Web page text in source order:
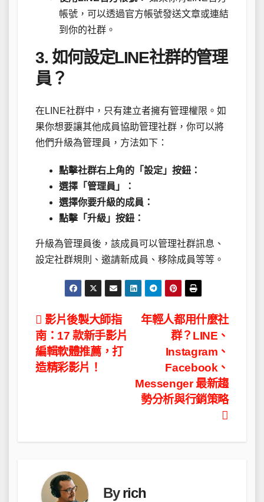
帳號，可以透過官方帳號發送文章或連結
到你的社群。
3. 如何設定LINE社群的管理
員？
在LINE社群中，只有建立者擁有管理權限。如
果你想要讓其他成員協助管理社群，你可以將
他們升級為管理員，方法如下：
點擊社群右上角的「設定」按鈕：
選擇「管理員」：
選擇你要升級的成員：
點擊「升級」按鈕：
升級為管理員後，該成員可以管理社群訊息、
設定社群規則、邀請新成員、移除成員等等。
文
章
導
年輕人都用什麼社
群？LINE、
Instagram、
Facebook、
Messenger 最新趨
勢分析與行銷策略
影片後製大師指
南：17 款新手影片
編輯軟體推薦，打
造精彩影片！
Byrich